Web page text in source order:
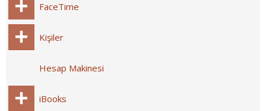
FaceTime
Kişiler
Hesap Makinesi
iBooks